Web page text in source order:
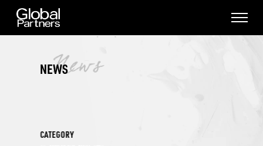
NEWS
CATEGORY